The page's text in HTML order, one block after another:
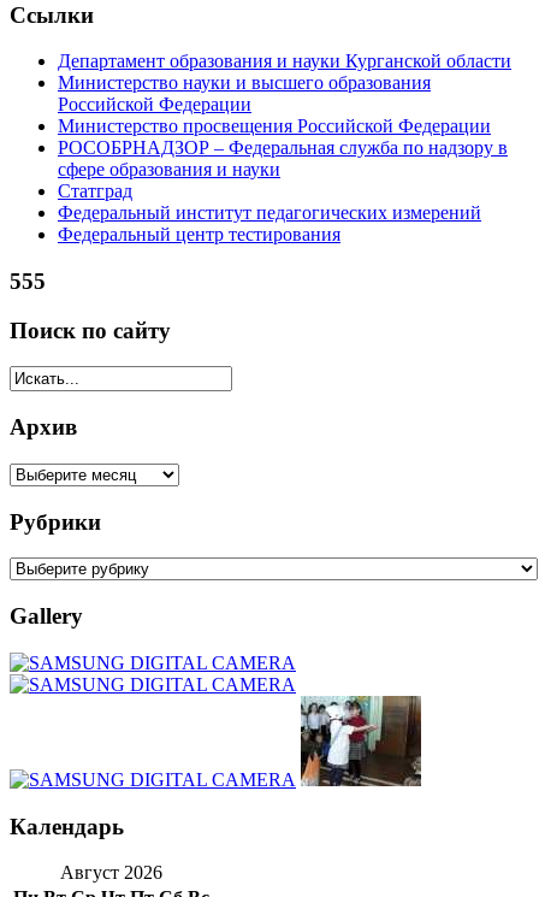
Ссылки
Департамент образования и науки Курганской области
Министерство науки и высшего образования
Российской Федерации
Министерство просвещения Российской Федерации
РОСОБРНАДЗОР – Федеральная служба по надзору в
сфере образования и науки
Статград
Федеральный институт педагогических измерений
Федеральный центр тестирования
555
Поиск по сайту
Архив
Рубрики
Gallery
Календарь
Август 2026